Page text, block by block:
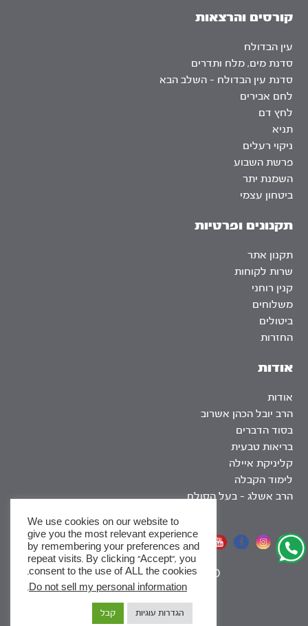
אודות
אודות
הרב יובל הכהן אשרוב
בסוד הדברים
בריאות טבעית
קליניקת איילה
לימוד הקבלה
הרב אשלג – בעל הסולם
קורסים והרצאות
עין הבדולח
סדנת מים, מלח ותדרים
סדנת עין הבדולח – השלב הבא
לחם אבירים
לחץ דם
תניא
ניקוי רעלים
פרשת השבוע
השמנת יתר
ביטחון עצמי
תקנונים ופרטיות
תקנון אתר
שרות לקוחות
קנין רוחני
משלוחים
ביטולים
החזרות
אתר שומר שבת
SEO
|
We use cookies on our website to
give you the most relevant experience
by remembering your preferences and
repeat visits. By clicking “Accept”, you
consent to the use of ALL the cookies.
Do not sell my personal information
.
הגדרות עוגיות קבל
x